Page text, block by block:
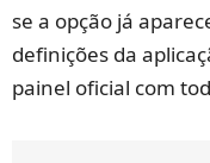
se a opção já
definições da
painel oficial com